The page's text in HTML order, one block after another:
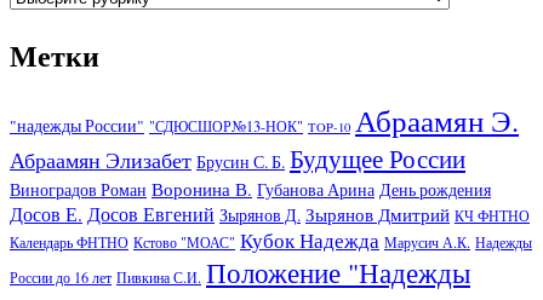
Метки
"надежды России" "СДЮСШОР№13-НОК" TOP-10 Абраамян Э.
Абраамян Элизабет Брусин С. Б. Будущее России
Виноградов Роман Воронина В. Губанова Арина День рождения
Досов Е. Досов Евгений Зырянов Д. Зырянов Дмитрий КЧ ФНТНО
Календарь ФНТНО Кстово "МОАС" Кубок Надежда Марусич А.К. Надежды
России до 16 лет Пивкина С.И. Положение "Надежды